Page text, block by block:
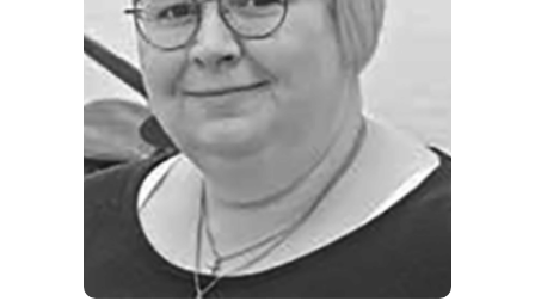
REGIONEN
ORTE
EVENTS
REISEFÜHRER